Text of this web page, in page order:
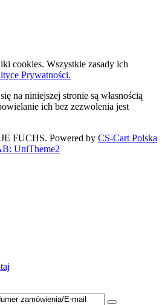
cookies. Wszystkie zasady ich
Prywatności.
na niniejszej stronie są własnością
ich bez zezwolenia jest
FUCHS. Powered by CS-Cart Polska
UniTheme2